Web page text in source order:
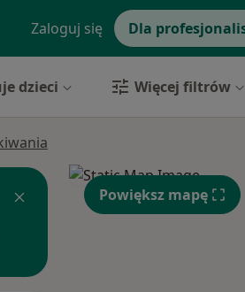
Zaloguj się Dla
dzieci Więcej filtrów
Powiększ mapę